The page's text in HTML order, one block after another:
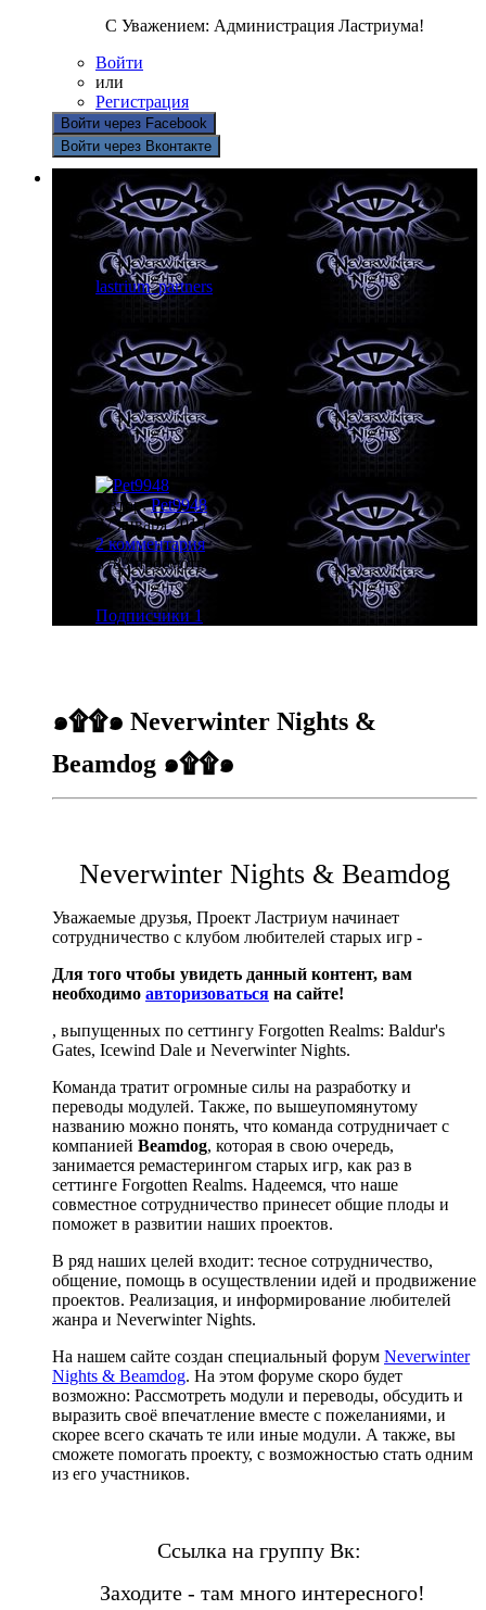
С Уважением: Администрация Ластриума!
Войти
или
Регистрация
Войти через Facebook
Войти через Вконтакте
lastrium_partners
Автор:Pet9948
27 января 2019
2 комментария
3783 просмотра
Подписчики 1
๑۩۩๑ Neverwinter Nights &
Beamdog ๑۩۩๑
Neverwinter Nights & Beamdog
Уважаемые друзья, Проект Ластриум начинает
сотрудничество с клубом любителей старых игр -
Для того чтобы увидеть данный контент, вам
необходимо авторизоваться на сайте!
, выпущенных по сеттингу Forgotten Realms: Baldur's
Gates, Icewind Dale и Neverwinter Nights.
Команда тратит огромные силы на разработку и
переводы модулей. Также, по вышеупомянутому
названию можно понять, что команда сотрудничает с
компанией Beamdog, которая в свою очередь,
занимается ремастерингом старых игр, как раз в
сеттинге Forgotten Realms. Надеемся, что наше
совместное сотрудничество принесет общие плоды и
поможет в развитии наших проектов.
В ряд наших целей входит: тесное сотрудничество,
общение, помощь в осуществлении идей и продвижение
проектов. Реализация, и информирование любителей
жанра и Neverwinter Nights.
На нашем сайте создан специальный форум Neverwinter
Nights & Beamdog. На этом форуме скоро будет
возможно: Рассмотреть модули и переводы, обсудить и
выразить своё впечатление вместе с пожеланиями, и
скорее всего скачать те или иные модули. А также, вы
сможете помогать проекту, с возможностью стать одним
из его участников.
Ссылка на группу Вк:
Заходите - там много интересного!